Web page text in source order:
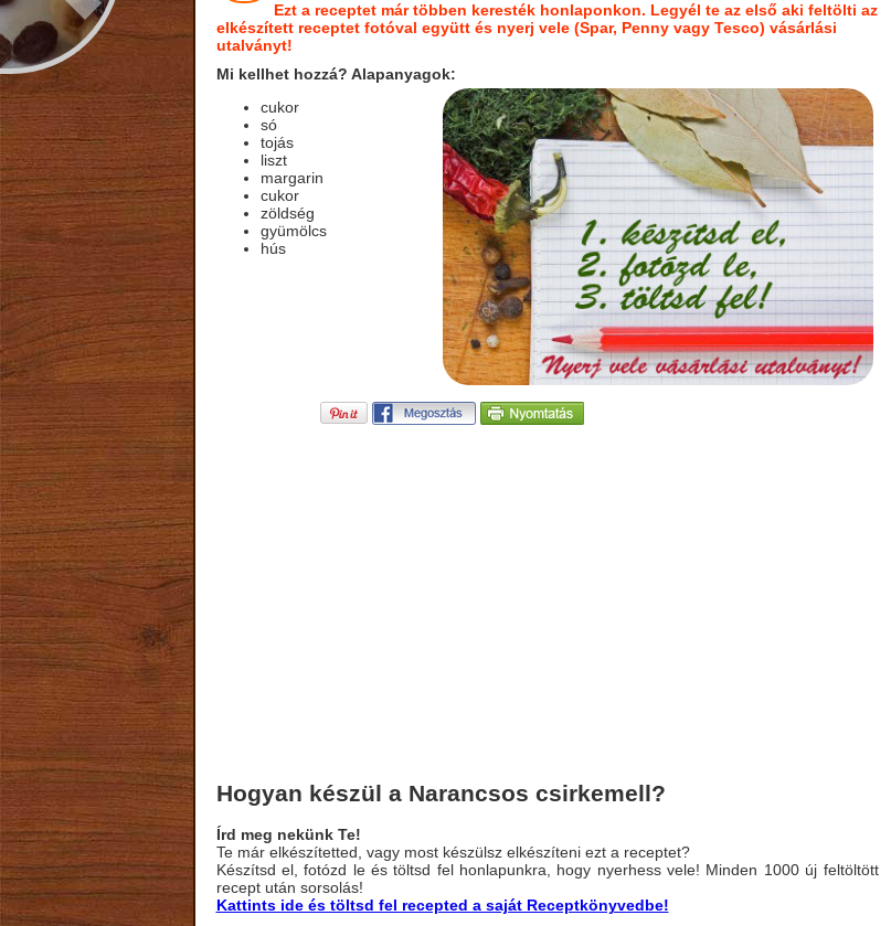
Ezt a receptet már többen keresték honlaponkon. Legyél te az első aki feltölti az
elkészített receptet fotóval együtt és nyerj vele (Spar, Penny vagy Tesco) vásárlási
utalványt!
Mi kellhet hozzá? Alapanyagok:
cukor
só
tojás
liszt
margarin
cukor
zöldség
gyümölcs
hús
Hogyan készül a Narancsos csirkemell?
Írd meg nekünk Te!
Te már elkészítetted, vagy most készülsz elkészíteni ezt a receptet?
Készítsd el, fotózd le és töltsd fel honlapunkra, hogy nyerhess vele! Minden 1000 új feltöltött
recept után sorsolás!
Kattints ide és töltsd fel recepted a saját Receptkönyvedbe!